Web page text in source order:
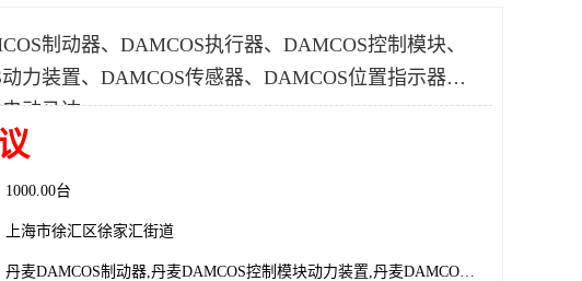
制动器、DAMCOS执行器、DAMCOS控制模块、
力装置、DAMCOS传感器、DAMCOS位置指示器、
动马达
1000.00台
上海市徐汇区徐家汇街道
丹麦DAMCOS制动器,丹麦DAMCOS控制模块动力装置,丹麦DAMCOS传感器,丹麦DAMCOS执行器,丹麦DAMCOS电动马达